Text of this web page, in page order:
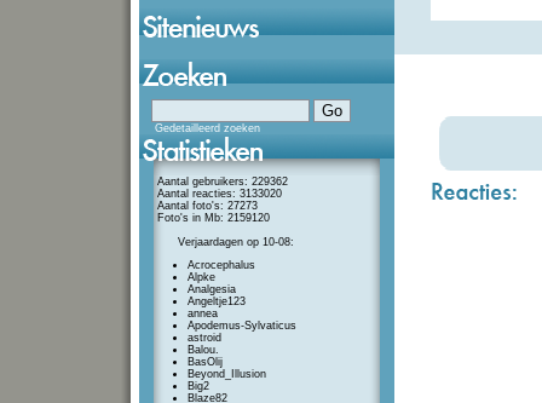
Gedetailleerd zoeken
Aantal gebruikers: 229362
Aantal reacties: 3133020
Aantal foto's: 27273
Foto's in Mb: 2159120
Verjaardagen op 10-08:
Acrocephalus
Alpke
Analgesia
Angeltje123
annea
Apodemus-Sylvaticus
astroid
Balou.
BasOlij
Beyond_Illusion
Big2
Blaze82